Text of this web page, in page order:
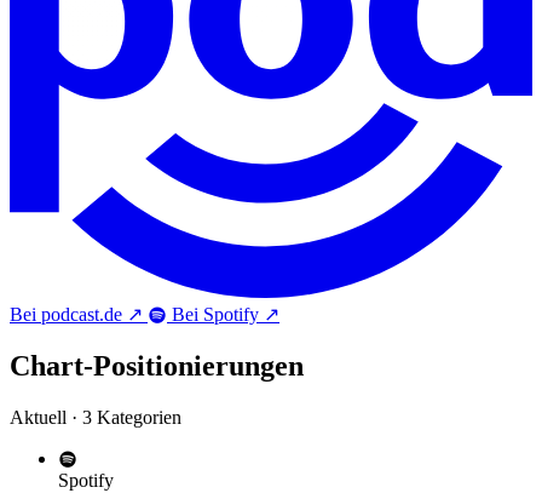
Bei podcast.de ↗ Bei Spotify ↗
Chart-Positionierungen
Aktuell · 3 Kategorien
Spotify